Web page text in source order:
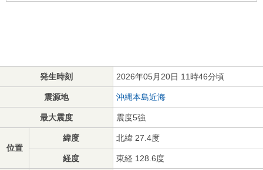
発生時刻 2026年05月20日 11時46分頃
震源地 沖縄本島近海
最大震度 震度5強
位置
緯度 北緯 27.4度
経度 東経 128.6度